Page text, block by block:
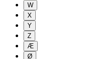
W
X
Y
Z
Æ
Ø